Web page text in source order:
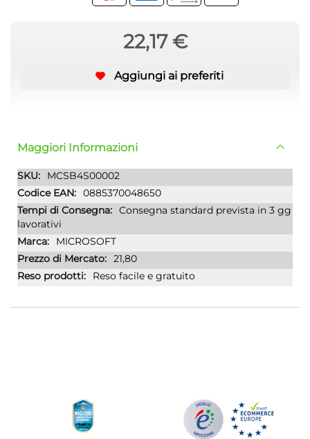
22,17 €
Aggiungi ai preferiti
Maggiori Informazioni
Maggiori
Informazioni
MCSB4S00002
0885370048650
Consegna standard prevista in 3 gg
lavorativi
MICROSOFT
21,80
Reso facile e gratuito